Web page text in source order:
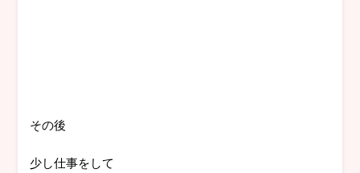
その後
少し仕事をして